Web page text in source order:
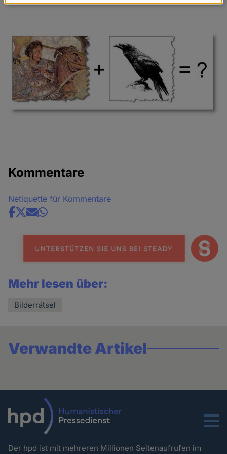
Kommentare
Netiquette für Kommentare
Share
news
Mehr lesen über:
Bilderrätsel
Verwandte Artikel
Menu
Der hpd ist mit mehreren Millionen Seitenaufrufen im
Daten
Cookies